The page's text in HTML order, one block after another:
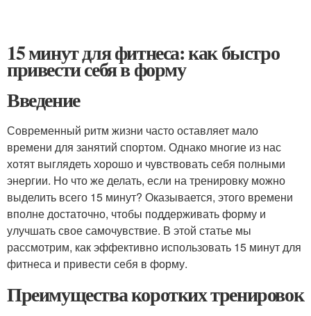
15 минут для фитнеса: как быстро
привести себя в форму
Введение
Современный ритм жизни часто оставляет мало
времени для занятий спортом. Однако многие из нас
хотят выглядеть хорошо и чувствовать себя полными
энергии. Но что же делать, если на тренировку можно
выделить всего 15 минут? Оказывается, этого времени
вполне достаточно, чтобы поддерживать форму и
улучшать свое самочувствие. В этой статье мы
рассмотрим, как эффективно использовать 15 минут для
фитнеса и привести себя в форму.
Преимущества коротких тренировок